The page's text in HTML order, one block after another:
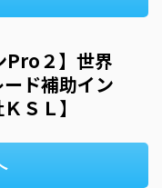
Pro２】世界
ド補助イン
ＳＬ】